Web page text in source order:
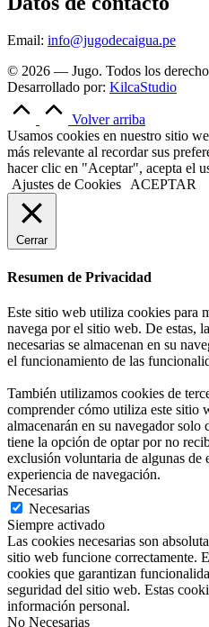
Email: info@jugodecaigua.pe
© 2026 — Jugo. Todos los
Desarrollado por: KilcaStudio
Volver arriba
Usamos cookies en nuestro sitio
más relevante al recordar sus
hacer clic en "Aceptar", acepta el
Ajustes de Cookies ACEPTAR
Cerrar
Resumen de Privacidad
Este sitio web utiliza cookies para
navega por el sitio web. De estas,
necesarias se almacenan en su
el funcionamiento de las
También utilizamos cookies de
comprender cómo utiliza este sitio
almacenarán en su navegador
tiene la opción de optar por no
exclusión voluntaria de algunas de
experiencia de navegación.
Necesarias
Necesarias
Siempre activado
Las cookies necesarias son
sitio web funcione correctamente.
cookies que garantizan
seguridad del sitio web. Estas
información personal.
No Necesarias